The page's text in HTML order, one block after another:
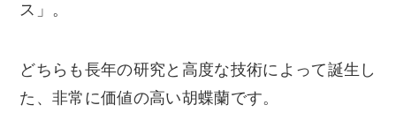
ス」。
どちらも長年の研究と高度な技術によって誕生し
た、非常に価値の高い胡蝶蘭です。